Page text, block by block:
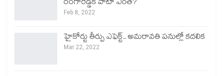
రంగారెడ్డికి వాటా ఎంత?
Feb 8, 2022
హైకోర్టు తీర్పు ఎఫెక్ట్.. అమరావతి పనుల్లో కదలిక
Mar 22, 2022